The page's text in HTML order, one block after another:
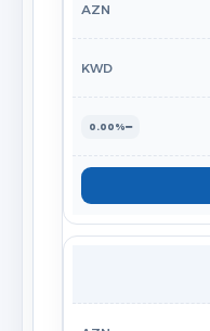
AZN
KWD
0.00%